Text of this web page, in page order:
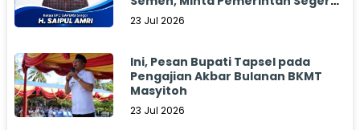
Bertindak
23 Jul 2026
Ini, Pesan Bupati Tapsel pada
Pengajian Akbar Bulanan BKMT
Masyitoh
23 Jul 2026